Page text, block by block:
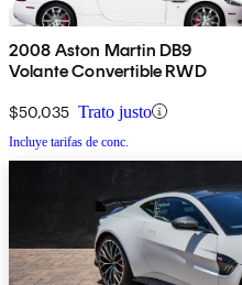
2008 Aston Martin DB9
Volante Convertible RWD
$50,035 Trato justo
Incluye tarifas de conc.